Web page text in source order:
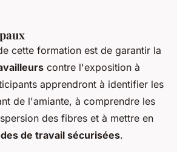
cette formation est de garantir la
contre l'exposition à
apprendront à identifier les
de l'amiante, à comprendre les
des fibres et à mettre en
de travail sécurisées.